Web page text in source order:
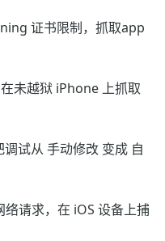
证书限制，抓取app
未越狱 iPhone 上抓取
试从 手动修改 变成 自
请求，在 iOS 设备上捕